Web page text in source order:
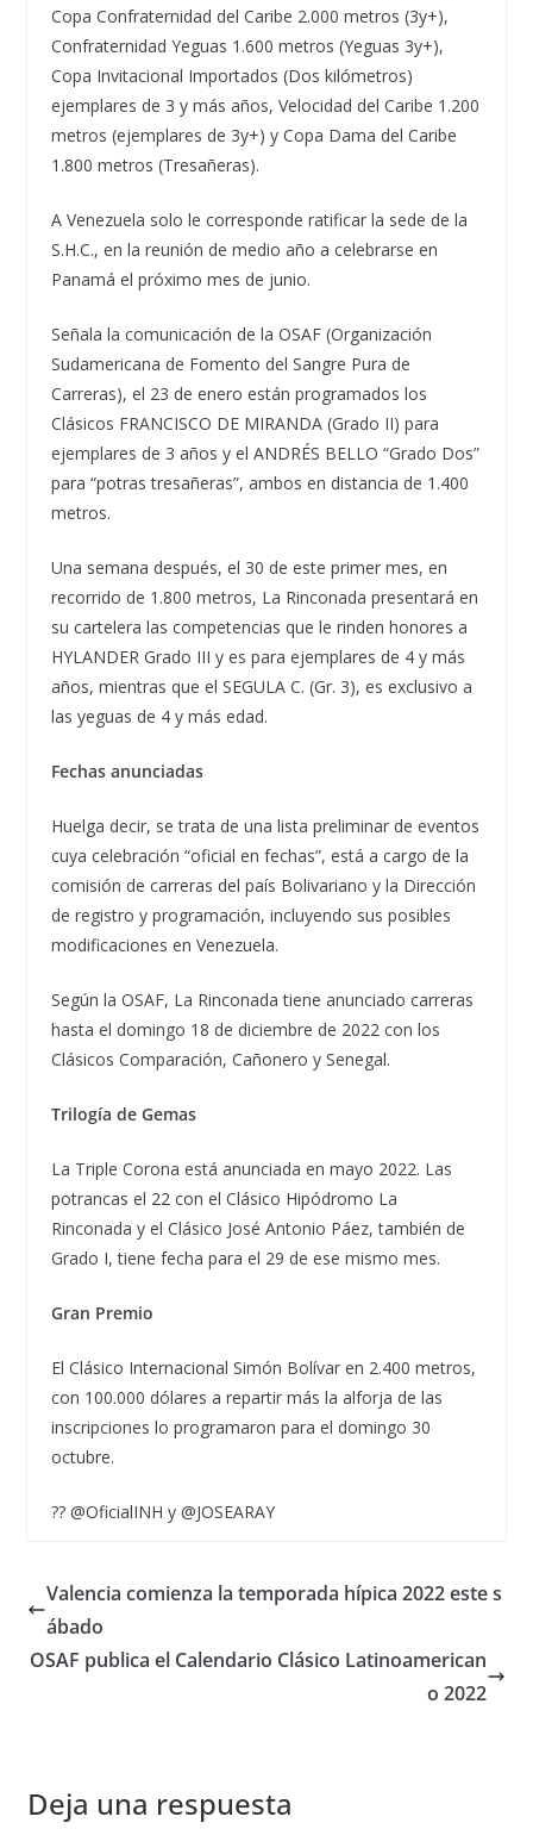
Copa Confraternidad del Caribe 2.000 metros (3y+),
Confraternidad Yeguas 1.600 metros (Yeguas 3y+),
Copa Invitacional Importados (Dos kilómetros)
ejemplares de 3 y más años, Velocidad del Caribe 1.200
metros (ejemplares de 3y+) y Copa Dama del Caribe
1.800 metros (Tresañeras).
A Venezuela solo le corresponde ratificar la sede de la
S.H.C., en la reunión de medio año a celebrarse en
Panamá el próximo mes de junio.
Señala la comunicación de la OSAF (Organización
Sudamericana de Fomento del Sangre Pura de
Carreras), el 23 de enero están programados los
Clásicos FRANCISCO DE MIRANDA (Grado II) para
ejemplares de 3 años y el ANDRÉS BELLO “Grado Dos”
para “potras tresañeras”, ambos en distancia de 1.400
metros.
Una semana después, el 30 de este primer mes, en
recorrido de 1.800 metros, La Rinconada presentará en
su cartelera las competencias que le rinden honores a
HYLANDER Grado III y es para ejemplares de 4 y más
años, mientras que el SEGULA C. (Gr. 3), es exclusivo a
las yeguas de 4 y más edad.
Fechas anunciadas
Huelga decir, se trata de una lista preliminar de eventos
cuya celebración “oficial en fechas”, está a cargo de la
comisión de carreras del país Bolivariano y la Dirección
de registro y programación, incluyendo sus posibles
modificaciones en Venezuela.
Según la OSAF, La Rinconada tiene anunciado carreras
hasta el domingo 18 de diciembre de 2022 con los
Clásicos Comparación, Cañonero y Senegal.
Trilogía de Gemas
La Triple Corona está anunciada en mayo 2022. Las
potrancas el 22 con el Clásico Hipódromo La
Rinconada y el Clásico José Antonio Páez, también de
Grado I, tiene fecha para el 29 de ese mismo mes.
Gran Premio
El Clásico Internacional Simón Bolívar en 2.400 metros,
con 100.000 dólares a repartir más la alforja de las
inscripciones lo programaron para el domingo 30
octubre.
?? @OficialINH y @JOSEARAY
Valencia comienza la temporada hípica 2022 este s
ábado
OSAF publica el Calendario Clásico Latinoamerican
o 2022
Deja una respuesta